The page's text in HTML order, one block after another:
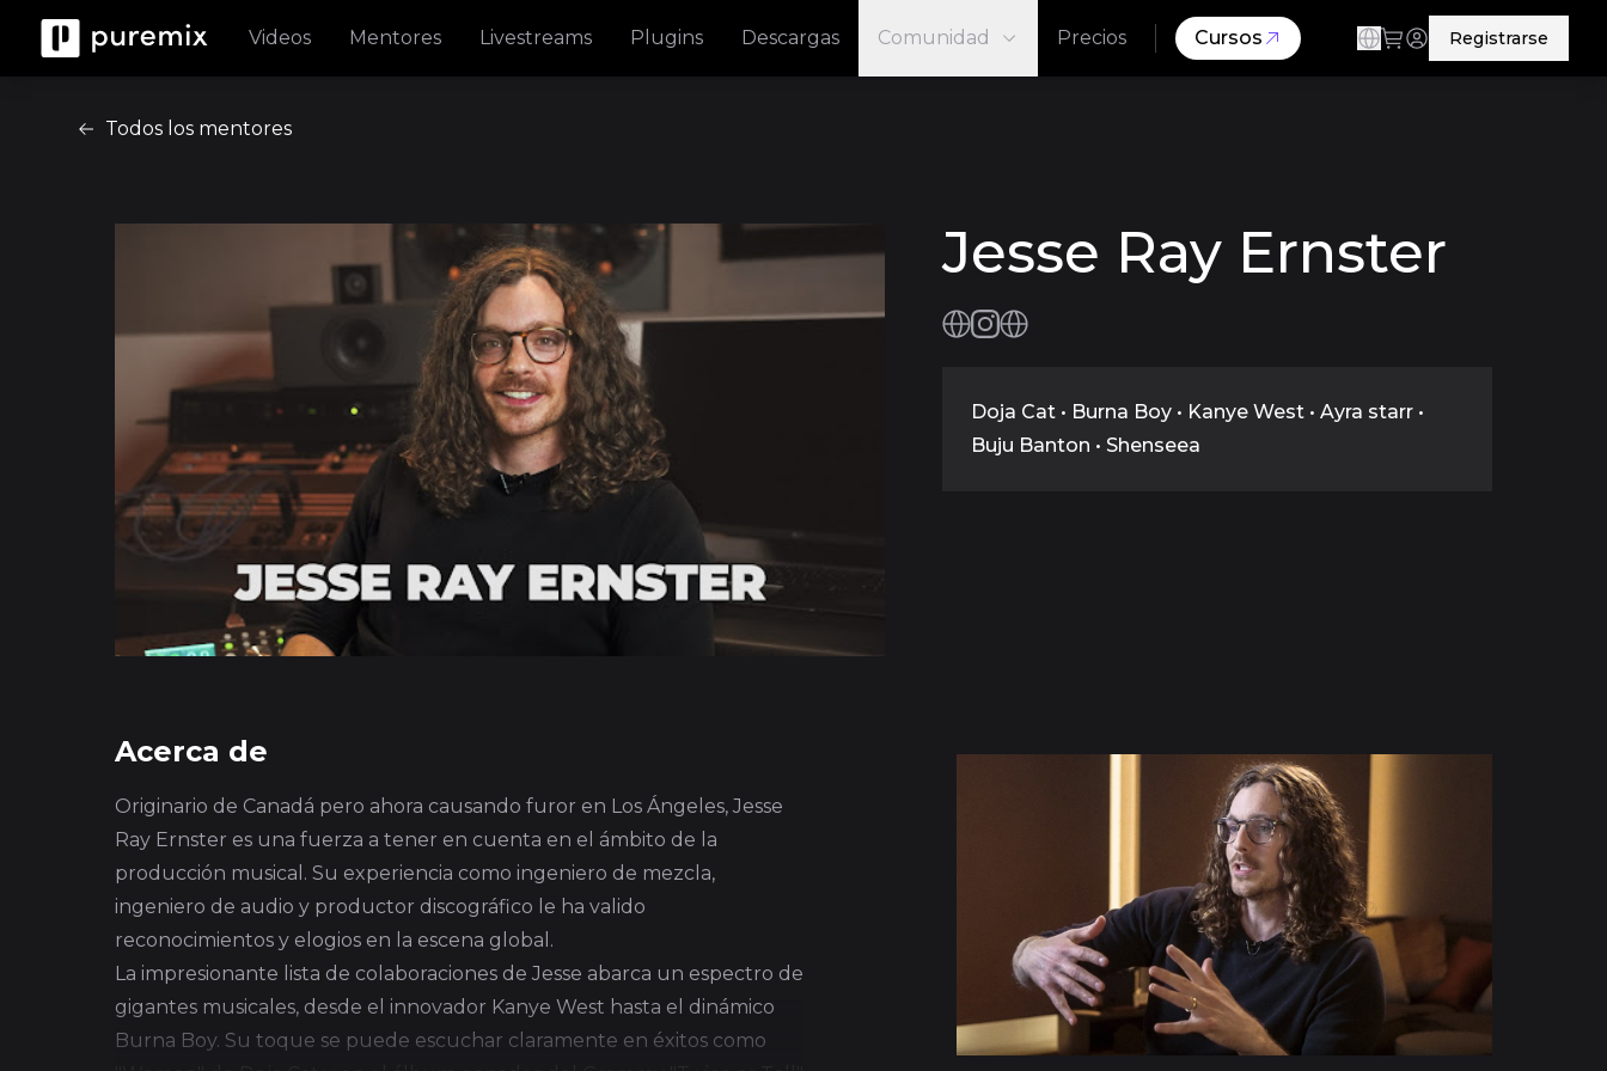
Videos Mentores Livestreams Plugins Descargas Comunidad Precios Cursos Registrarse
Todos los mentores
Jesse Ray Ernster
Doja Cat • Burna Boy • Kanye West • Ayra starr •
Buju Banton • Shenseea
Acerca de
Originario de Canadá pero ahora causando furor en Los Ángeles, Jesse
Ray Ernster es una fuerza a tener en cuenta en el ámbito de la
producción musical. Su experiencia como ingeniero de mezcla,
ingeniero de audio y productor discográfico le ha valido
reconocimientos y elogios en la escena global.
La impresionante lista de colaboraciones de Jesse abarca un espectro de
gigantes musicales, desde el innovador Kanye West hasta el dinámico
Burna Boy. Su toque se puede escuchar claramente en éxitos como